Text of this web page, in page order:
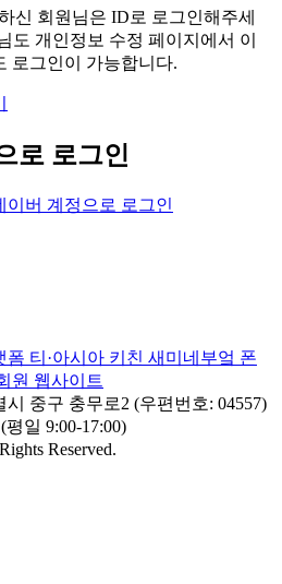
신 회원님은 ID로 로그인해주세
도 개인정보 수정 페이지에서 이
로그인이 가능합니다.
로 로그인
이버 계정으로 로그인
폼 티·아시아 키친 새미네부엌 폰
원 웹사이트
시 중구 충무로2 (우편번호: 04557)
평일 9:00-17:00)
Reserved.